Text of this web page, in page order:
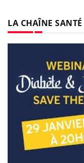
LA CHAÎNE SANTÉ